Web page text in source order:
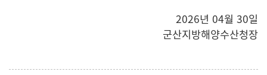
2026년 04월 30일
군산지방해양수산청장